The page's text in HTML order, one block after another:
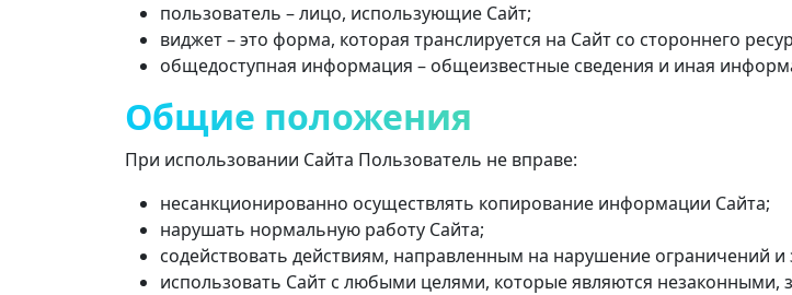
пользователь – лицо, использующие Сайт;
виджет – это форма, которая транслируется на Сайт со стороннего
общедоступная информация – общеизвестные сведения и иная
Общие положения
При использовании Сайта Пользователь не вправе:
несанкционированно осуществлять копирование информации Сайта;
нарушать нормальную работу Сайта;
содействовать действиям, направленным на нарушение ограничений
использовать Сайт с любыми целями, которые являются